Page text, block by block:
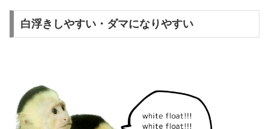
白浮きしやすい・ダマになりやすい